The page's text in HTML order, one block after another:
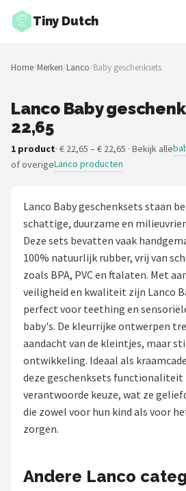
Tiny Dutch
Zoeken
NAVIGATIE
Merken
Blog
Knuffel Cadeaus
Babykleding Cadeaus
Blokken
Shop
POPULAIRE MERKEN
Jollein
Chouette-Chouette
Happy Horse
Home/Merken/Lanco/Baby geschenksets
Lanco Baby
22,65
1 product· € 22,65 – € 22,65 · Bekijk alle
of overigeLanco producten
Lanco Baby geschenksets staan
schattige, duurzame en
Deze sets bevatten vaak
100% natuurlijk rubber, vrij van
zoals BPA, PVC en ftalaten. Met
veiligheid en kwaliteit zijn Lanco
perfect voor teething en
baby's. De kleurrijke ontwerpen
aandacht van de kleintjes, maar
ontwikkeling. Ideaal als
deze geschenksets functionaliteit
verantwoorde keuze, wat ze
die zowel voor hun kind als voor
zorgen.
Andere Lanco